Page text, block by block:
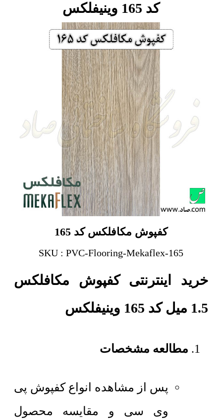
کد 165 وینیفلکس
کفپوش مکافلکس کد 165
SKU : PVC-Flooring-Mekaflex-165
خرید اینترنتی کفپوش مکافلکس
1.5 میل کد 165 وینیفلکس
مطالعه مشخصات
پس از مشاهده انواع کفپوش پی
وی سی و مقایسه محصول